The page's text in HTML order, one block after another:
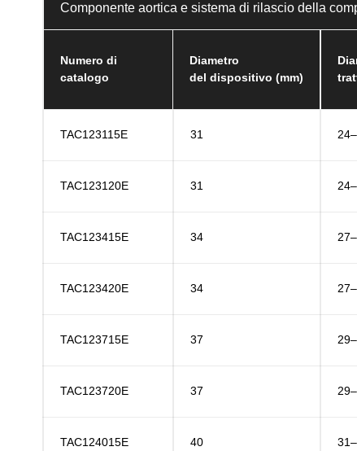
Componente aortica e sistema di rilascio della
Numero di
catalogo
Diametro
del dispositivo (mm)
TAC123115E 31
TAC123120E 31
TAC123415E 34
TAC123420E 34
TAC123715E 37
TAC123720E 37
TAC124015E 40